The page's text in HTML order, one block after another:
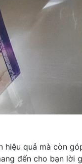
hiệu quả mà còn
đến cho bạn lời